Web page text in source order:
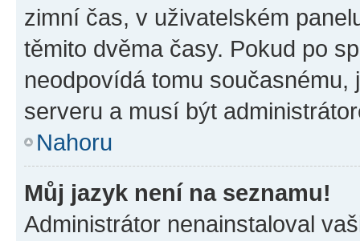
zimní čas, v uživatelském
těmito dvěma časy. Pokud po
neodpovídá tomu
serveru a musí být
Nahoru
Můj jazyk není na seznamu!
Administrátor nenainstaloval